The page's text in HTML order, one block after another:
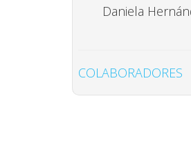
Daniela
COLABORADORES